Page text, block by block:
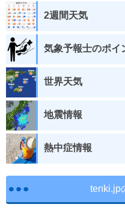
2週間天気
気象予報士のポイ
世界天気
地震情報
熱中症情報
tenki.jp